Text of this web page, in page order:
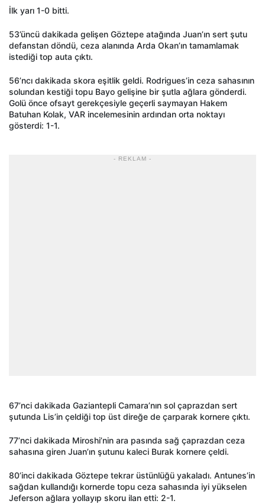
İlk yarı 1-0 bitti.
53’üncü dakikada gelişen Göztepe atağında Juan’ın sert şutu
defanstan döndü, ceza alanında Arda Okan’ın tamamlamak
istediği top auta çıktı.
56’ncı dakikada skora eşitlik geldi. Rodrigues’in ceza sahasının
solundan kestiği topu Bayo gelişine bir şutla ağlara gönderdi.
Golü önce ofsayt gerekçesiyle geçerli saymayan Hakem
Batuhan Kolak, VAR incelemesinin ardından orta noktayı
gösterdi: 1-1.
- REKLAM -
67’nci dakikada Gaziantepli Camara’nın sol çaprazdan sert
şutunda Lis’in çeldiği top üst direğe de çarparak kornere çıktı.
77’nci dakikada Miroshi’nin ara pasında sağ çaprazdan ceza
sahasına giren Juan’ın şutunu kaleci Burak kornere çeldi.
80’inci dakikada Göztepe tekrar üstünlüğü yakaladı. Antunes’in
sağdan kullandığı kornerde topu ceza sahasında iyi yükselen
Jeferson ağlara yollayıp skoru ilan etti: 2-1.